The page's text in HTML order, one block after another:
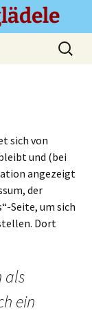
Suchen
nach:
sich von
und (bei
angezeigt
der
Seite, um sich
Dort
als
ein